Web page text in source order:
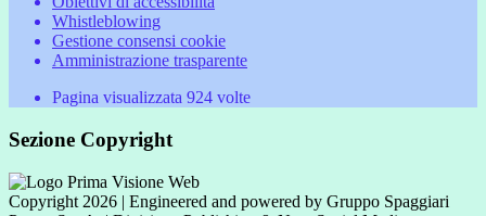
Whistleblowing
Gestione consensi cookie
Amministrazione trasparente
Pagina visualizzata 924 volte
Sezione Copyright
Copyright 2026 | Engineered and powered by Gruppo Spaggiari